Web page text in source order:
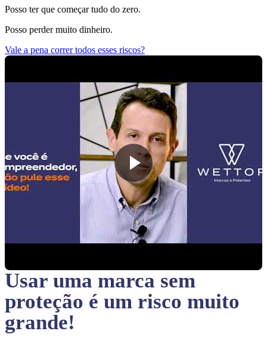
Posso ter que começar tudo do zero.
Posso perder muito dinheiro.
Vale a pena correr todos esses riscos?
Usar uma marca sem
proteção é um risco muito
grande!